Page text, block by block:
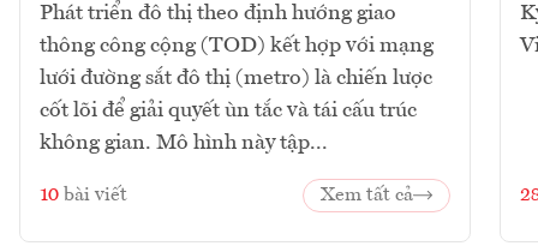
Phát triển đô thị theo định hướng giao
thông công cộng (TOD) kết hợp với mạng
lưới đường sắt đô thị (metro) là chiến lược
cốt lõi để giải quyết ùn tắc và tái cấu trúc
không gian. Mô hình này tập...
10 bài viết Xem tất cả